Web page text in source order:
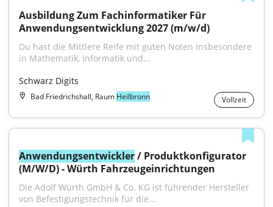
Ausbildung Zum Fachinformatiker Für
Anwendungsentwicklung 2027 (m/w/d)
Du hast die Mittlere Reife mit guten Noten insbesondere
in Mathematik, Informatik und...
Schwarz Digits
Bad Friedrichshall, Raum Heilbronn Vollzeit
Anwendungsentwickler / Produktkonfigurator
(M/W/D) - Würth Fahrzeugeinrichtungen
Die Adolf Würth GmbH & Co. KG ist führender Hersteller
von Befestigungstechnik für die...